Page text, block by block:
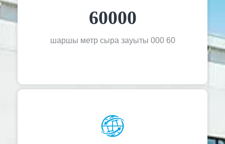
60000
60 000 шаршы метр сыра зауыты